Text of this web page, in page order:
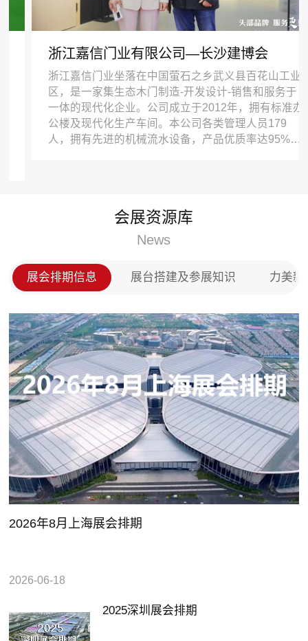
浙江嘉信门业有限公司—长沙建博会
浙江嘉信门业坐落在中国萤石之乡武义县百花山工业
区，是一家集生态木门制造-开发设计-销售和服务于
一体的现代化企业。公司成立于2012年，拥有标准办
公楼及现代化生产车间。本公司各类管理人员179
人，拥有先进的机械流水设备，产品优质率达95%以
户的称赞，在全国木门以及全屋定制市场上占领了一
会展资源库
News
展会排期信息 展台搭建及参展知识 力美新
2026年8月上海展会排期
2026-06-18
2025深圳展会排期